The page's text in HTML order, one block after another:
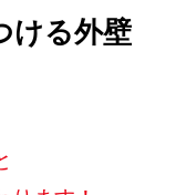
ける外壁